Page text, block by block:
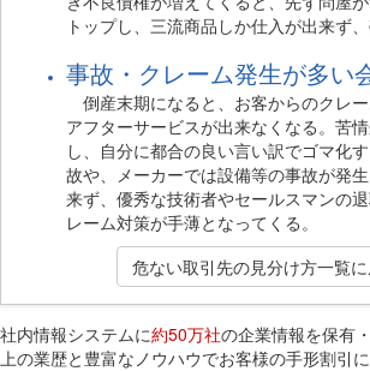
トップし、三流商品しか仕入が出来ず
事故・クレーム発生が多い
倒産末期になると、お客からのクレ
アフターサービスが出来なくなる。苦
し、自分に都合の良い言い訳でゴマ化
故や、メーカーでは設備等の事故が発
来ず、優秀な技術者やセールスマンの
レーム対策が手薄となってくる。
危ない取引先の見分け方一覧
社内情報システムに約50万社の企業情報を保有
上の業歴と豊富なノウハウでお客様の手形割引